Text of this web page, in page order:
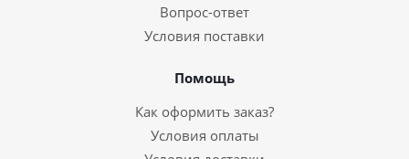
Вопрос-ответ
Условия поставки
Помощь
Как оформить заказ?
Условия оплаты